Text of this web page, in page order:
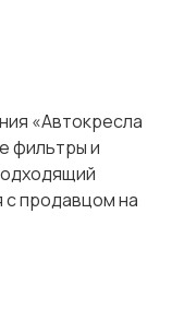
и активный
«Автокресла
фильтры и
с продавцом на